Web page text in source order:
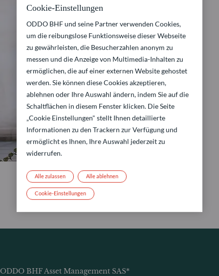
ODDO BHF Asset Management SAS*
Cookie-Einstellungen
ODDO BHF und seine Partner verwenden Cookies,
um die reibungslose Funktionsweise dieser Webseite
zu gewährleisten, die Besucherzahlen anonym zu
messen und die Anzeige von Multimedia-Inhalten zu
ermöglichen, die auf einer externen Website gehostet
werden. Sie können diese Cookies akzeptieren,
ablehnen oder Ihre Auswahl ändern, indem Sie auf die
Schaltflächen in diesem Fenster klicken. Die Seite
„Cookie Einstellungen" stellt Ihnen detaillierte
Informationen zu den Trackern zur Verfügung und
ermöglicht es Ihnen, Ihre Auswahl jederzeit zu
widerrufen.
Alle ablehnen
Alle zulassen
Cookie-Einstellungen